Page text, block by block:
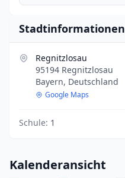
Stadtinformationen
Regnitzlosau
95194 Regnitzlosau
Bayern, Deutschland
Google Maps
Schule: 1
Kalenderansicht